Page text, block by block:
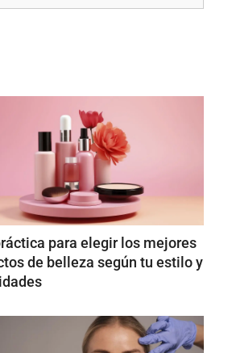
para elegir los mejores
de belleza según tu estilo y